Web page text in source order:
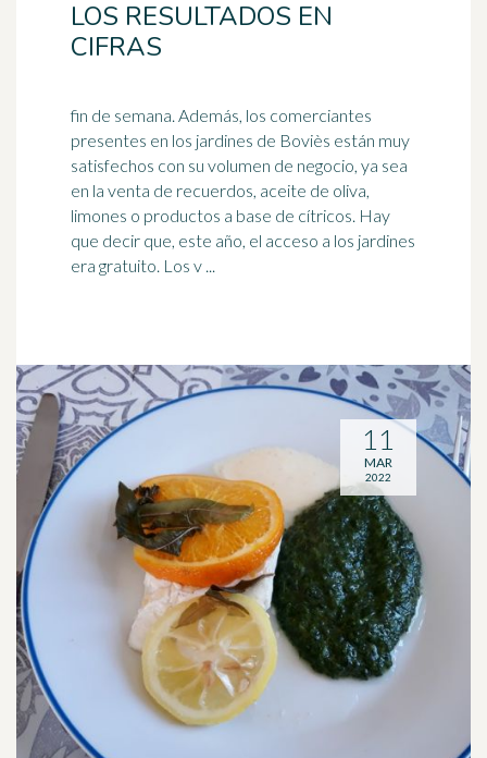
LOS RESULTADOS EN
CIFRAS
fin de semana. Además, los comerciantes
presentes en los jardines de Boviès están muy
satisfechos con su volumen de negocio, ya sea
en la venta de recuerdos, aceite de oliva,
limones o productos a base de cítricos. Hay
que decir que, este año, el acceso a los jardines
era gratuito. Los v ...
11
MAR
2022